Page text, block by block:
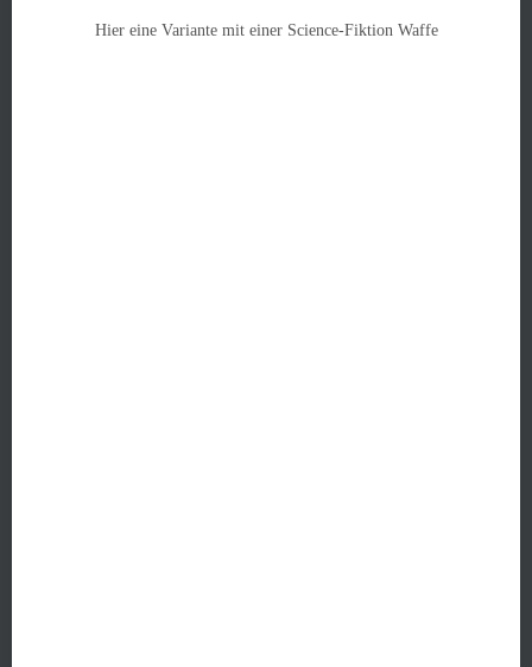
Hier eine Variante mit einer Science-Fiktion Waffe